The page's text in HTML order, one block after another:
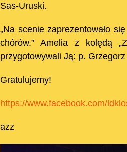
Sas-Uruski.
„Na scenie zaprezentowało
chórów.” Amelia z kolędą
przygotowywali Ją: p.
Gratulujemy!
https://www.facebook.com/
azz